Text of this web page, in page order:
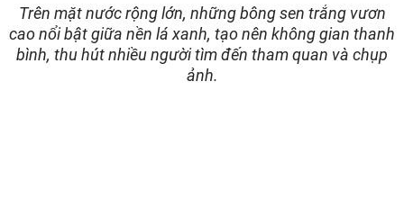
Trên mặt nước rộng lớn, những bông sen trắng vươn
cao nổi bật giữa nền lá xanh, tạo nên không gian thanh
bình, thu hút nhiều người tìm đến tham quan và chụp
ảnh.